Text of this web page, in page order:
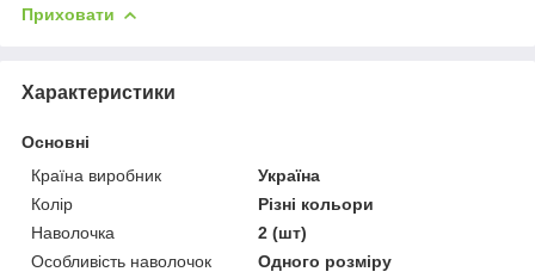
Приховати
Характеристики
Основні
Країна виробник
Україна
Колір
Різні кольори
Наволочка
2 (шт)
Особливість наволочок
Одного розміру